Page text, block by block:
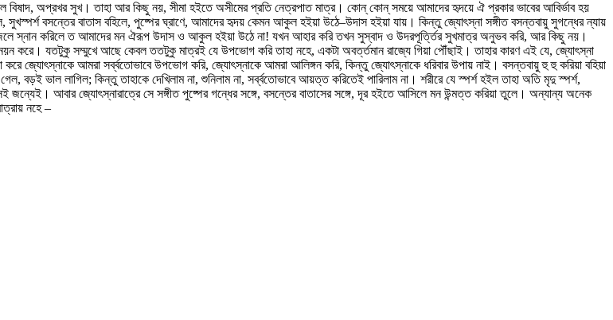
অপ্রখর সুখ। তাহা আর কিছু নয়, সীমা হইতে অসীমের প্রতি নেত্রপাত মাত্র। কোন্‌ কোন্‌ সময়ে আমাদের হৃদয়ে ঐ প্রকার ভাবের আবির্ভাব হয়
বসন্তের বাতাস বহিলে, পুষ্পের ঘ্রাণে, আমাদের হৃদয় কেমন আকুল হইয়া উঠে–উদাস হইয়া যায়। কিন্তু জ্যোৎস্না সঙ্গীত বসন্তবায়ু সুগন্ধের ন্যায়
স্নান করিলে ত আমাদের মন ঐরূপ উদাস ও আকুল হইয়া উঠে না! যখন আহার করি তখন সুস্বাদ ও উদরপূর্ত্তির সুখমাত্র অনুভব করি, আর কিছু নয়।
করে। যতটুকু সম্মুখে আছে কেবল ততটুকু মাত্রই যে উপভোগ করি তাহা নহে, একটা অবর্ত্তমান রাজ্যে গিয়া পৌঁছাই। তাহার কারণ এই যে, জ্যোৎস্না
জ্যোৎস্নাকে আমরা সর্ব্বতোভাবে উপভোগ করি, জ্যোৎস্নাকে আমরা আলিঙ্গন করি, কিন্তু জ্যোৎস্নাকে ধরিবার উপায় নাই। বসন্তবায়ু হু হু করিয়া বহিয়া
ভাল লাগিল; কিন্তু তাহাকে দেখিলাম না, শুনিলাম না, সর্ব্বতোভাবে আয়ত্ত করিতেই পারিলাম না। শরীরে যে স্পর্শ হইল তাহা অতি মৃদু স্পর্শ,
জন্যেই। আবার জ্যোৎস্নারাত্রে সে সঙ্গীত পুষ্পের গন্ধের সঙ্গে, বসন্তের বাতাসের সঙ্গে, দূর হইতে আসিলে মন উন্মত্ত করিয়া তুলে। অন্যান্য অনেক
নহে –